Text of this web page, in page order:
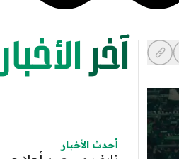
share-whatsapp
share-copy-link
آخر الأخبار
أحدث الأخبار